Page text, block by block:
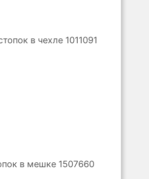
в чехле 1011091
в мешке 1507660